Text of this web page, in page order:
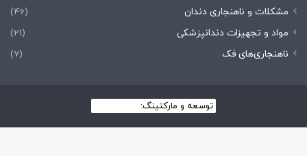
مشکلات و ناهنجاری دندان
(46)
مواد و تجهیزات دندانپزشکی
(21)
ناهنجاری‌های فک
(7)
توسعه و مارکتینگ: